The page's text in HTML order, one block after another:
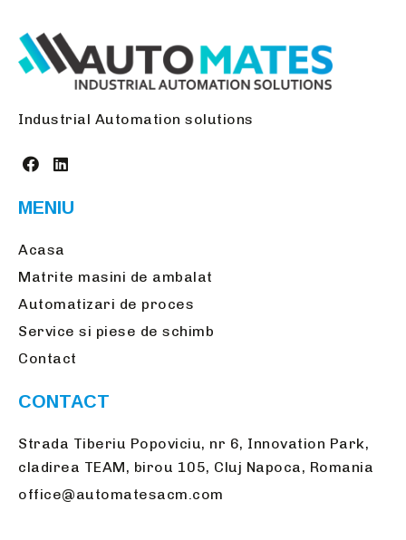
Industrial Automation solutions
MENIU
Acasa
Matrite masini de ambalat
Automatizari de proces
Service si piese de schimb
Contact
CONTACT
Strada Tiberiu Popoviciu, nr 6, Innovation Park,
cladirea TEAM, birou 105, Cluj Napoca, Romania
office@automatesacm.com